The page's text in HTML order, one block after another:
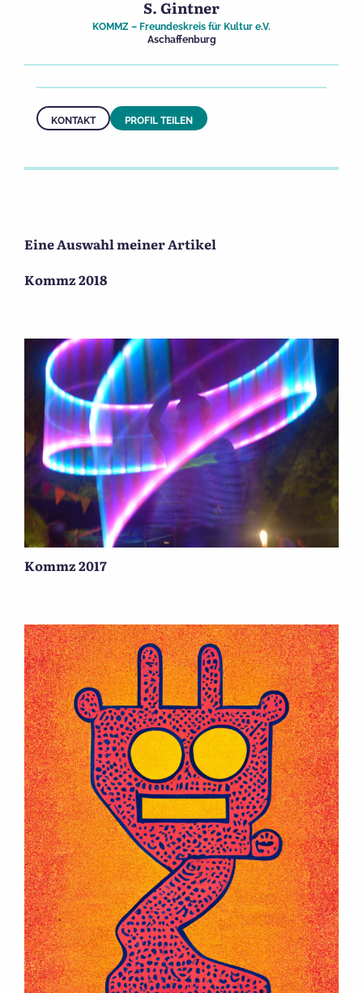
S. Gintner
KOMMZ – Freundeskreis für Kultur e.V.
Aschaffenburg
KONTAKT PROFIL TEILEN
Eine Auswahl meiner Artikel
Kommz 2018
Kommz 2017